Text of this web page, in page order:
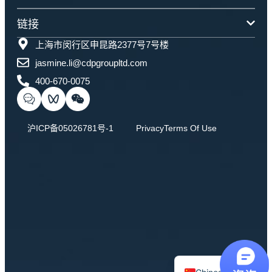
链接
上海市闵行区申昆路2377号7号楼
jasmine.li@cdpgroupltd.com
400-670-0075
沪ICP备05026781号-1 PrivacyTerms Of Use
English